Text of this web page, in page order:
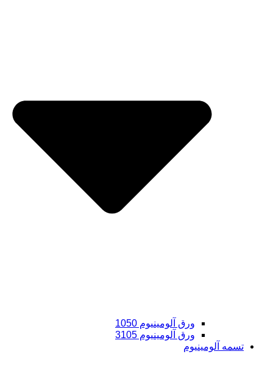
ورق آلومینیوم 1050
ورق آلومینیوم 3105
تسمه آلومینیوم